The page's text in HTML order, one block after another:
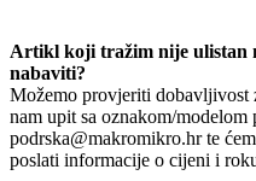
Artikl koji tražim nije ulistan
nabaviti?
Možemo provjeriti dobavljivost
nam upit sa oznakom/modelom
podrska@makromikro.hr te
poslati informacije o cijeni i